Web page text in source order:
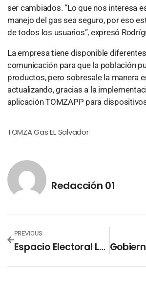
ser cambiados. “Lo que nos interesa
manejo del gas sea seguro, por eso
de todos los usuarios”, expresó
La empresa tiene disponible
comunicación para que la población
productos, pero sobresale la manera
actualizando, gracias a la
aplicación TOMZAPP para
TOMZA Gas EL Salvador
Redacción 01
PREVIOUS
Espacio Electoral Lanza La Misión De Observación Y Auditoría Electoral (MOAE) 2021